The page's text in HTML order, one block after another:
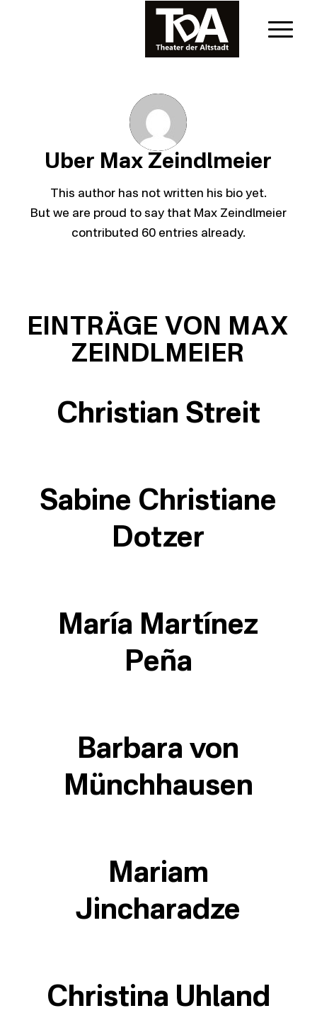
Über Max Zeindlmeier
This author has not written his bio yet.
But we are proud to say that Max Zeindlmeier
contributed 60 entries already.
EINTRÄGE VON MAX
ZEINDLMEIER
Christian Streit
Sabine Christiane
Dotzer
María Martínez
Peña
Barbara von
Münchhausen
Mariam
Jincharadze
Christina Uhland